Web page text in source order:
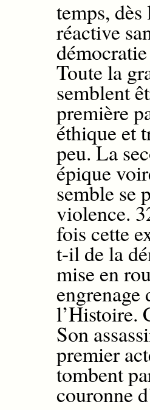
temps,
réactive
Toute la
semblent
première
éthique et
peu. La
épique
semble se
violence.
fois cette
t-il de la
mise en
engrenage
l’Histoire.
Son
premier
tombent
couronne